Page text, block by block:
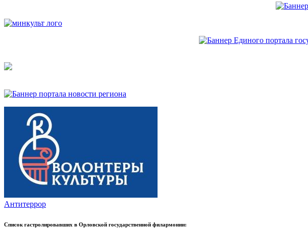
Антитеррор
Список гастролировавших в Орловской государственной филармонии: